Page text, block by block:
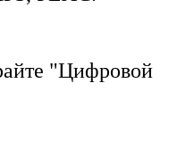
"Цифровой